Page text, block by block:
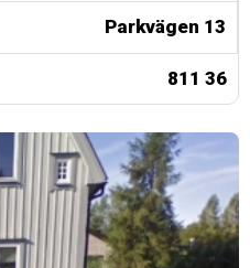
Parkvägen 13
811 36